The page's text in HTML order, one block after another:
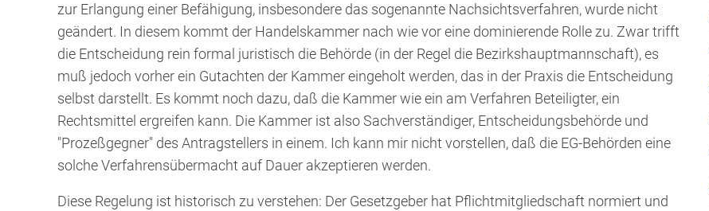
zur Erlangung einer Befähigung, insbesondere das sogenannte Nachsichtsverfahren, wurde nicht
geändert. In diesem kommt der Handelskammer nach wie vor eine dominierende Rolle zu. Zwar trifft
die Entscheidung rein formal juristisch die Behörde (in der Regel die Bezirkshauptmannschaft), es
muß jedoch vorher ein Gutachten der Kammer eingeholt werden, das in der Praxis die Entscheidung
selbst darstellt. Es kommt noch dazu, daß die Kammer wie ein am Verfahren Beteiligter, ein
Rechtsmittel ergreifen kann. Die Kammer ist also Sachverständiger, Entscheidungsbehörde und
"Prozeßgegner" des Antragstellers in einem. Ich kann mir nicht vorstellen, daß die EG-Behörden eine
solche Verfahrensübermacht auf Dauer akzeptieren werden.
Diese Regelung ist historisch zu verstehen: Der Gesetzgeber hat Pflichtmitgliedschaft normiert und